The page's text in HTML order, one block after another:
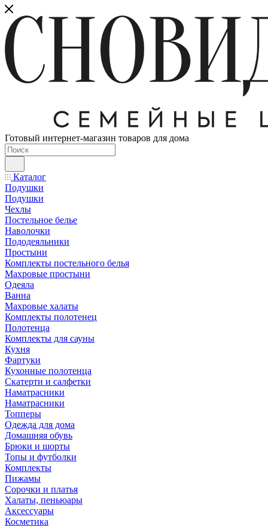
Готовый интернет-магазин товаров для дома
Каталог
Подушки
Подушки
Чехлы
Постельное белье
Наволочки
Пододеяльники
Простыни
Комплекты постельного белья
Махровые простыни
Одеяла
Ванна
Махровые халаты
Комплекты полотенец
Полотенца
Комплекты для сауны
Кухня
Фартуки
Кухонные полотенца
Скатерти и салфетки
Наматрасники
Наматрасники
Топперы
Одежда для дома
Домашняя обувь
Брюки и шорты
Топы и футболки
Комплекты
Пижамы
Сорочки и платья
Халаты, пеньюары
Аксессуары
Косметика